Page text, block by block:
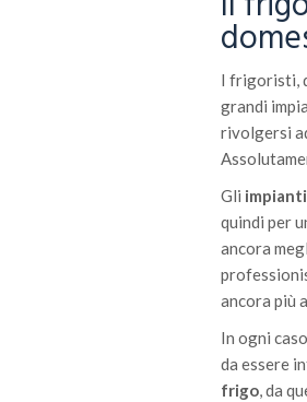
I frigoristi,
grandi
rivolgersi
Gli
quindi per
ancora
ancora più
In ogni
da essere
frigo, da